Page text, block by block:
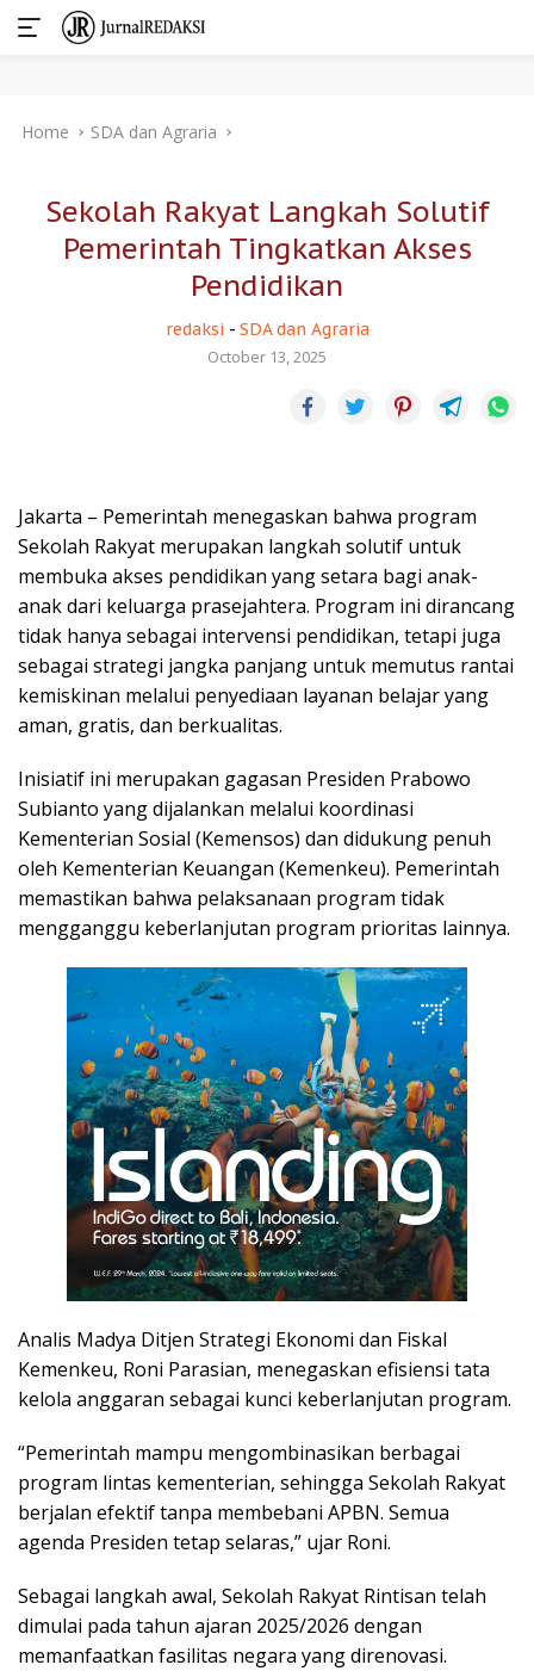
Home SDA dan Agraria
Sekolah Rakyat Langkah Solutif
Pemerintah Tingkatkan Akses
Pendidikan
redaksi - SDA dan Agraria
October 13, 2025
Jakarta – Pemerintah menegaskan bahwa program
Sekolah Rakyat merupakan langkah solutif untuk
membuka akses pendidikan yang setara bagi anak-
anak dari keluarga prasejahtera. Program ini dirancang
tidak hanya sebagai intervensi pendidikan, tetapi juga
sebagai strategi jangka panjang untuk memutus rantai
kemiskinan melalui penyediaan layanan belajar yang
aman, gratis, dan berkualitas.
Inisiatif ini merupakan gagasan Presiden Prabowo
Subianto yang dijalankan melalui koordinasi
Kementerian Sosial (Kemensos) dan didukung penuh
oleh Kementerian Keuangan (Kemenkeu). Pemerintah
memastikan bahwa pelaksanaan program tidak
mengganggu keberlanjutan program prioritas lainnya.
Analis Madya Ditjen Strategi Ekonomi dan Fiskal
Kemenkeu, Roni Parasian, menegaskan efisiensi tata
kelola anggaran sebagai kunci keberlanjutan program.
“Pemerintah mampu mengombinasikan berbagai
program lintas kementerian, sehingga Sekolah Rakyat
berjalan efektif tanpa membebani APBN. Semua
agenda Presiden tetap selaras,” ujar Roni.
Sebagai langkah awal, Sekolah Rakyat Rintisan telah
dimulai pada tahun ajaran 2025/2026 dengan
memanfaatkan fasilitas negara yang direnovasi.